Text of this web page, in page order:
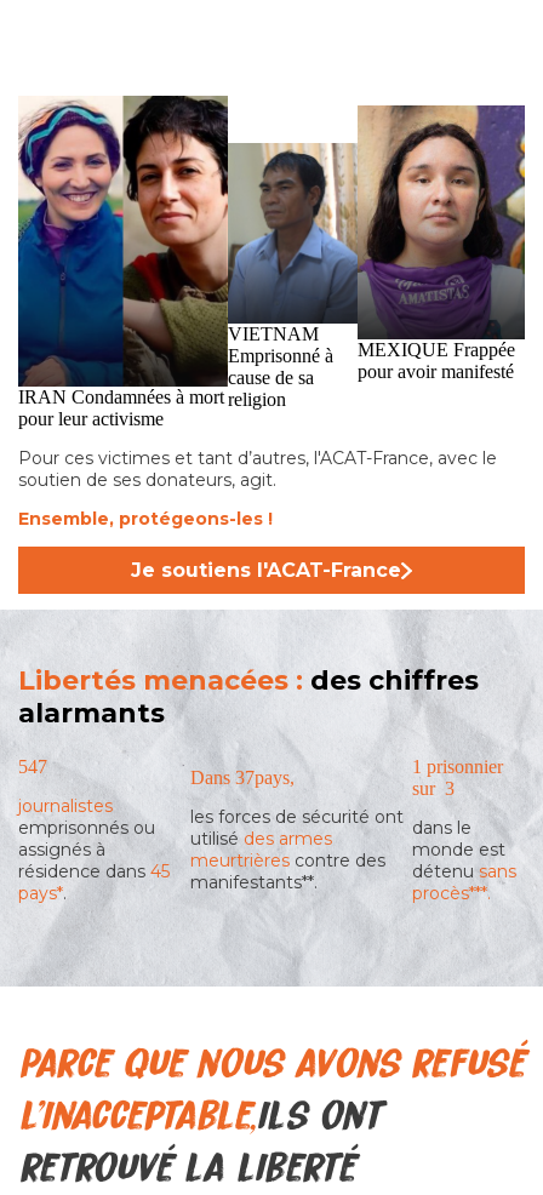
IRAN Condamnées à mort
pour leur activisme
l'unité
nationale ».
VIETNAM
Emprisonné à
cause de sa
religion
MEXIQUE Frappée
pour avoir manifesté
Pour ces victimes et tant d’autres, l'ACAT-France, avec le
soutien de ses donateurs, agit.
Ensemble, protégeons-les !
Je soutiens l'ACAT-France
Libertés menacées : des chiffres
alarmants
547
journalistes
emprisonnés ou
assignés à
résidence dans 45
pays*.
Dans37pays,
les forces de sécurité ont
utilisé des armes
meurtrières contre des
manifestants**.
1 prisonnier
sur3
dans le
monde est
détenusans
procès***.
Parce que nous avons refusé
l'inacceptable,ils ont
retrouvé la liberté